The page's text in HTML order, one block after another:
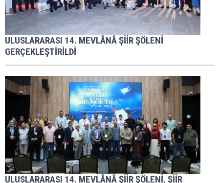
ULUSLARARASI 14. MEVLÂNÂ ŞİİR ŞÖLENİ
GERÇEKLEŞTİRİLDİ
ULUSLARARASI 14. MEVLÂNÂ ŞİİR ŞÖLENİ, ŞİİR